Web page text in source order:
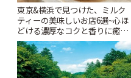
東京&横浜で見つけた、ミルク
ティーの美味しいお店6選~心ほ
どける濃厚なコクと香りに癒や
されるティータイム~ | ことりっ
ぷ